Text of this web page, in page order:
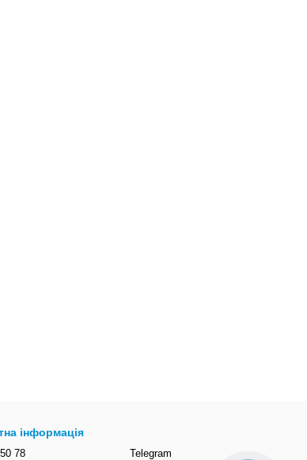
інформація
78 Telegram